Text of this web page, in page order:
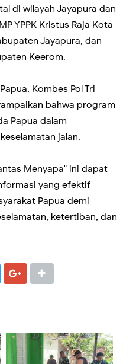
di wilayah Jayapura dan
YPPK Kristus Raja Kota
Jayapura, dan
Keerom.
Kombes Pol Tri
bahwa program
Papua dalam
jalan.
Menyapa" ini dapat
yang efektif
Papua demi
ketertiban, dan